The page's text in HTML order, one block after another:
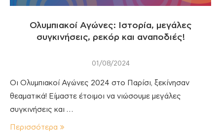
Ολυμπιακοί Αγώνες: Ιστορία, μεγάλες
συγκινήσεις, ρεκόρ και αναποδιές!
01/08/2024
Οι Ολυμπιακοί Αγώνες 2024 στο Παρίσι, ξεκίνησαν
θεαματικά! Είμαστε έτοιμοι να νιώσουμε μεγάλες
συγκινήσεις και …
Περισσότερα